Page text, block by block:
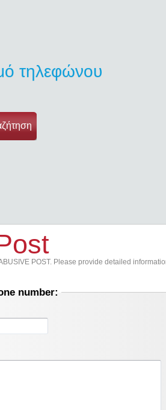
τηλεφώνου
POST. Please provide detailed
number: